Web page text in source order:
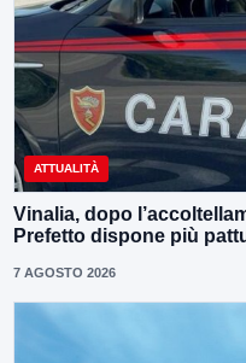
ATTUALITÀ
Vinalia, dopo
Prefetto dispone più
7 AGOSTO 2026